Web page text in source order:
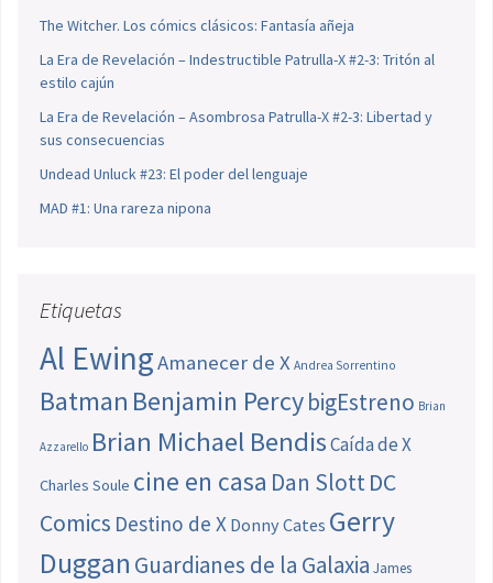
The Witcher. Los cómics clásicos: Fantasía añeja
La Era de Revelación – Indestructible Patrulla-X #2-3: Tritón al
estilo cajún
La Era de Revelación – Asombrosa Patrulla-X #2-3: Libertad y
sus consecuencias
Undead Unluck #23: El poder del lenguaje
MAD #1: Una rareza nipona
Etiquetas
Al EwingAmanecer de X Andrea Sorrentino
Batman Benjamin PercybigEstreno Brian
Azzarello Brian Michael BendisCaída de X
Charles Soule cine en casa Dan SlottDC
Comics Destino de X Donny Cates Gerry
Duggan Guardianes de la Galaxia James